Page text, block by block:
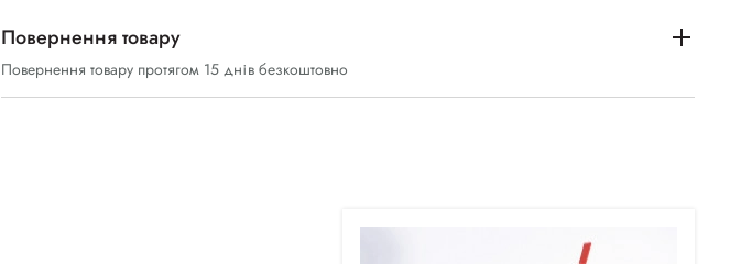
Повернення товару
Повернення товару протягом 15 днів безкоштовно